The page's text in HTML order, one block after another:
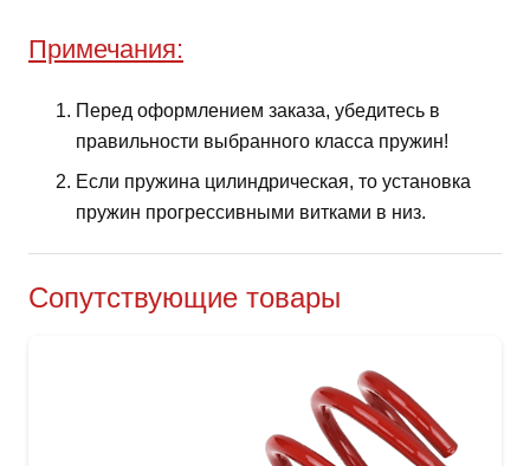
Примечания:
Перед оформлением заказа, убедитесь в
правильности выбранного класса пружин!
Если пружина цилиндрическая, то установка
пружин прогрессивными витками в низ.
Сопутствующие товары